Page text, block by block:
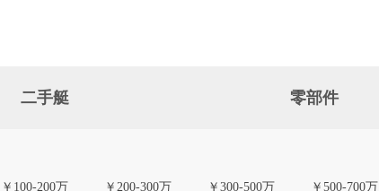
二手艇 零部件
￥100-200万 ￥200-300万 ￥300-500万 ￥500-700万